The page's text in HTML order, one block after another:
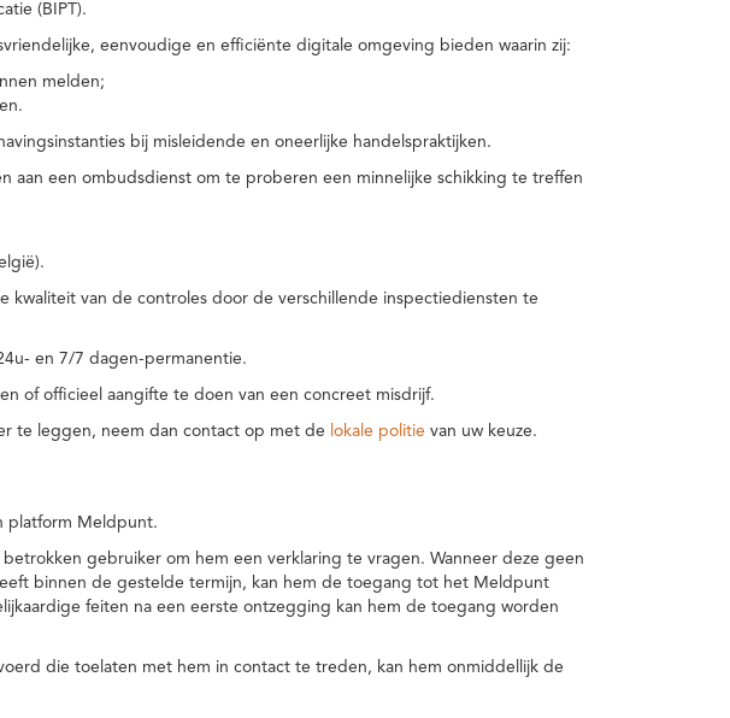
(BIPT).
eenvoudige en efficiënte digitale omgeving bieden waarin zij:
melden;
bij misleidende en oneerlijke handelspraktijken.
aan een ombudsdienst om te proberen een minnelijke schikking te treffen
van de controles door de verschillende inspectiediensten te
en 7/7 dagen-permanentie.
of officieel aangifte te doen van een concreet misdrijf.
te leggen, neem dan contact op met de lokale politie van uw keuze.
platform Meldpunt.
gebruiker om hem een verklaring te vragen. Wanneer deze geen
binnen de gestelde termijn, kan hem de toegang tot het Meldpunt
feiten na een eerste ontzegging kan hem de toegang worden
die toelaten met hem in contact te treden, kan hem onmiddellijk de